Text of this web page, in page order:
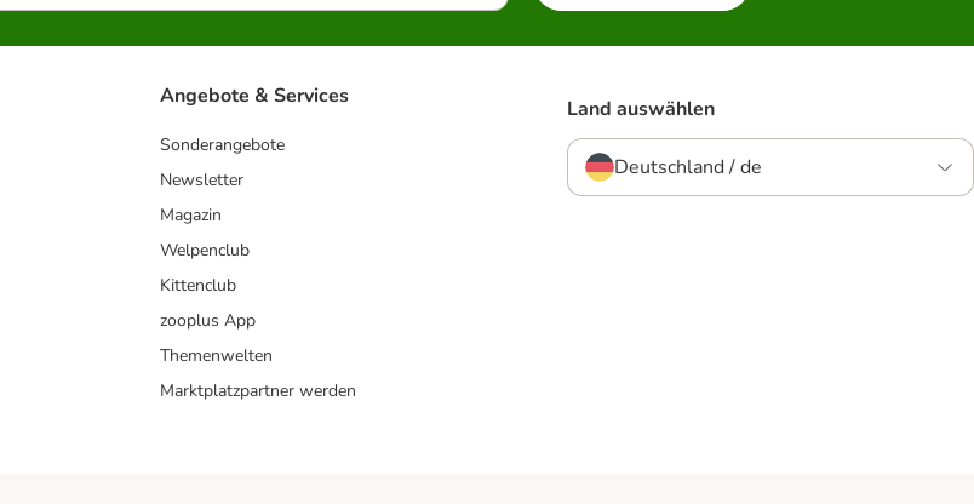
Angebote & Services
Sonderangebote
Newsletter
Magazin
Welpenclub
Kittenclub
zooplus App
Themenwelten
Marktplatzpartner werden
Land auswählen
Deutschland / de